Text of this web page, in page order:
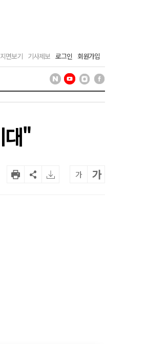
지면보기 기사제보 로그인 회원가입
대"
가 가